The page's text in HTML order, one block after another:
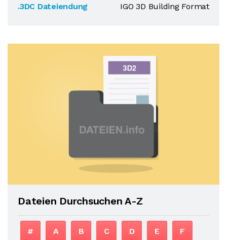
.3DC Dateiendung
IGO 3D Building Format
Dateien Durchsuchen A-Z
# A B C D E F